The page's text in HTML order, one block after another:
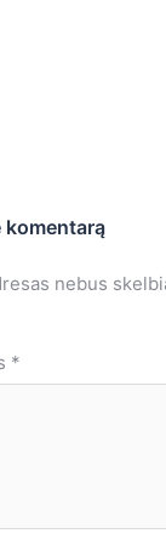
komentarą
nebus
*